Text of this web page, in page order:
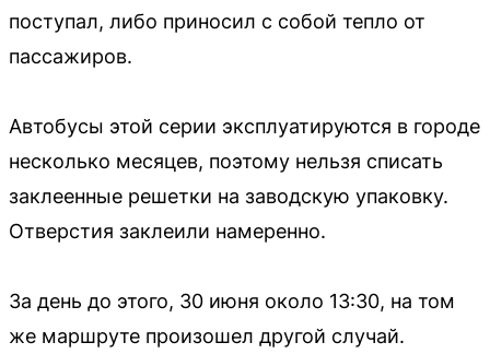
поступал, либо приносил с собой тепло от
пассажиров.
Автобусы этой серии эксплуатируются в городе
несколько месяцев, поэтому нельзя списать
заклеенные решетки на заводскую упаковку.
Отверстия заклеили намеренно.
За день до этого, 30 июня около 13:30, на том
же маршруте произошел другой случай.